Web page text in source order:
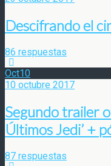
Descifrando el
86 respuestas
Oct10
10 octubre 2017
Segundo trailer
Últimos Jedi’ +
87 respuestas